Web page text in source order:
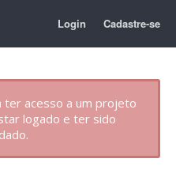
Login Cadastre-se
ter acesso a um projeto
logado e ter sido